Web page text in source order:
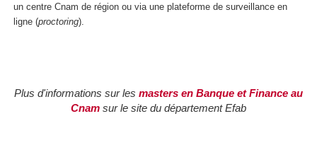
un centre Cnam de région ou via une plateforme de surveillance en
ligne (proctoring).
Plus d'informations sur les masters en Banque et Finance au
Cnam sur le site du département Efab